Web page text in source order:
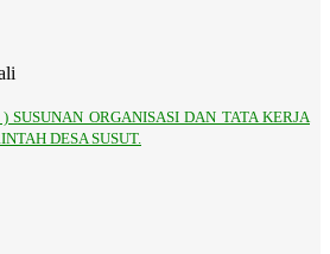
SUSUNAN ORGANISASI DAN TATA KERJA
DESA SUSUT.